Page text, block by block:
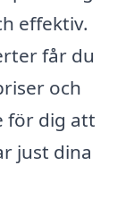
effektiv.
får du
och
för dig att
just dina